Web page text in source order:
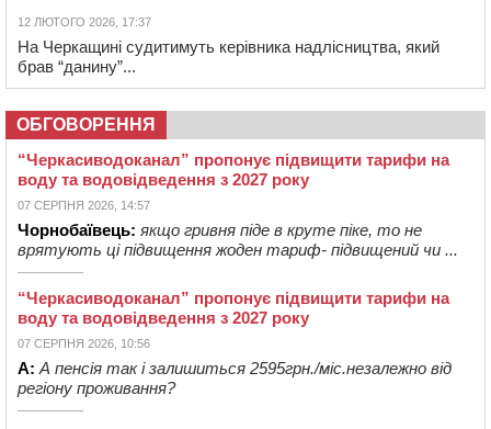
12 ЛЮТОГО 2026, 17:37
На Черкащині судитимуть керівника надлісництва, який
брав “данину”...
ОБГОВОРЕННЯ
“Черкасиводоканал” пропонує підвищити тарифи на
воду та водовідведення з 2027 року
07 СЕРПНЯ 2026, 14:57
Чорнобаївець: якщо гривня піде в круте піке, то не
врятують ці підвищення жоден тариф- підвищений чи ...
“Черкасиводоканал” пропонує підвищити тарифи на
воду та водовідведення з 2027 року
07 СЕРПНЯ 2026, 10:56
А: А пенсія так і залишиться 2595грн./міс.незалежно від
регіону проживання?